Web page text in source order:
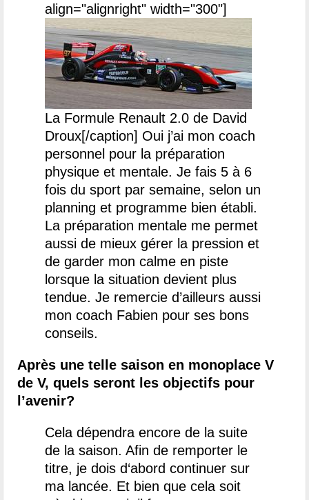
align="alignright" width="300"]
La Formule Renault 2.0 de David
Droux[/caption] Oui j’ai mon coach
personnel pour la préparation
physique et mentale. Je fais 5 à 6
fois du sport par semaine, selon un
planning et programme bien établi.
La préparation mentale me permet
aussi de mieux gérer la pression et
de garder mon calme en piste
lorsque la situation devient plus
tendue. Je remercie d’ailleurs aussi
mon coach Fabien pour ses bons
conseils.
Après une telle saison en monoplace V
de V, quels seront les objectifs pour
l’avenir?
Cela dépendra encore de la suite
de la saison. Afin de remporter le
titre, je dois d‘abord continuer sur
ma lancée. Et bien que cela soit